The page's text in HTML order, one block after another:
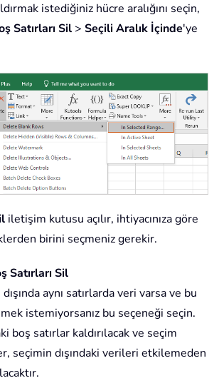
istediğiniz hücre aralığını seçin,
Satırları Sil > Seçili Aralık İçinde'ye
iletişim kutusu açılır, ihtiyacınıza göre
birini seçmeniz gerekir.
Satırları Sil
dışında aynı satırlarda veri varsa ve bu
istemiyorsanız bu seçeneği seçin.
boş satırlar kaldırılacak ve seçim
seçimin dışındaki verileri etkilemeden